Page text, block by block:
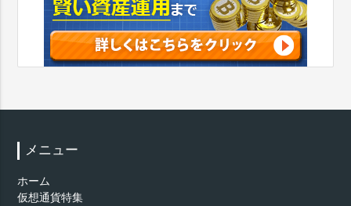
メニュー
ホーム
仮想通貨特集